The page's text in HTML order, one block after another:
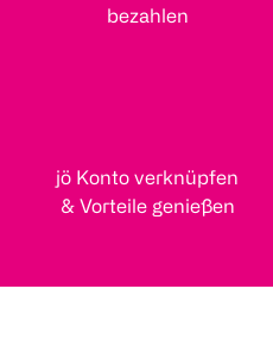
bezahlen
jö Konto verknüpfen
& Vorteile genießen